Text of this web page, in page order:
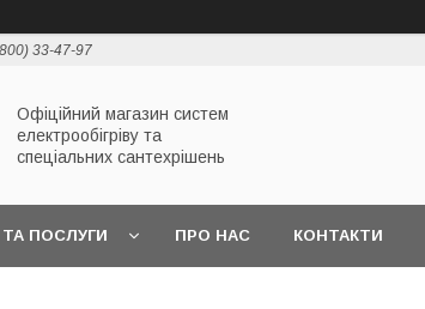
33-47-97
Офіційний магазин систем
електрообігріву та
спеціальних сантехрішень
ПОСЛУГИ ПРО НАС КОНТАКТИ